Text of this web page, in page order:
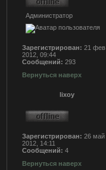
Администратор
Зарегистрирован: 21 фев
2012, 09:44
Сообщений: 293
Вернуться наверх
lixoy
Зарегистрирован: 26 май
2012, 14:11
Сообщений: 4
Вернуться наверх